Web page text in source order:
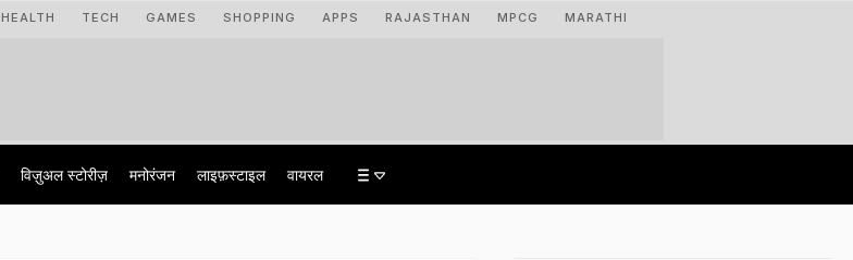
HEALTH TECH GAMES SHOPPING APPS RAJASTHAN MPCG MARATHI
विज़ुअल स्टोरीज़ मनोरंजन लाइफ़स्टाइल वायरल